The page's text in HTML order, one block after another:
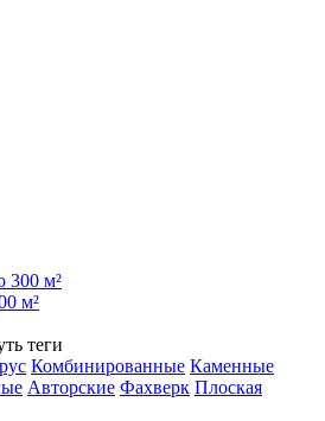
300 м²
м²
теги
Комбинированные Каменные
Авторские Фахверк Плоская